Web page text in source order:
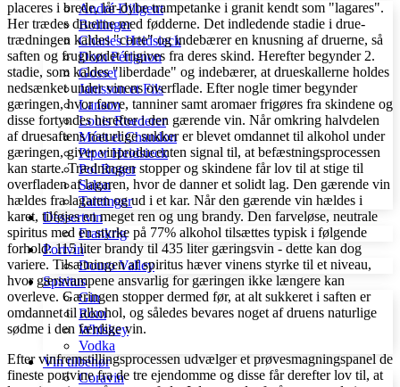
André Diligent
Bollinger
Charles Heidsieck
Dom Pérignon
Gosset
Janisson et Fils
Lanson
Louis Roederer
Móet et Chandon
Piper Heidsieck
Pol Roger
Salon
Taittinger
Dessertvin
Frankrig
Portvin
Douro Valley
Spiritus
Gin
Rom
Whiskey
Vodka
Vin tilbehør
Coravin
placeres i brede, lår-dybe trampetanke i granit kendt som "lagares".
Her trædes druerne med fødderne. Det indledende stadie i drue-
trædningen kaldes "corte" og indebærer en knusning af druerne, så
saften og frugtkødet frigives fra deres skind. Herefter begynder 2.
stadie, som kaldes "liberdade" og indebærer, at drueskallerne holdes
nedsænket under vinens overflade. Efter nogle timer begynder
gæringen, hvor farve, tanniner samt aromaer frigøres fra skindene og
disse fortyndes herefter i den gærende vin. Når omkring halvdelen
af druesaftens naturlige sukker er blevet omdannet til alkohol under
gæringen, giver vinproducenten signal til, at befæstningsprocessen
kan starte. Trædningen stopper og skindene får lov til at stige til
overfladen af lagaren, hvor de danner et solidt lag. Den gærende vin
hældes fra lagaren og ud i et kar. Når den gærende vin hældes i
karet, tilføjes en meget ren og ung brandy. Den farveløse, neutrale
spiritus med en styrke på 77% alkohol tilsættes typisk i følgende
forhold: 115 liter brandy til 435 liter gæringsvin - dette kan dog
variere. Tilsætningen af spiritus hæver vinens styrke til et niveau,
hvor gærsvampene ansvarlig for gæringen ikke længere kan
overleve. Gæringen stopper dermed før, at alt sukkeret i saften er
omdannet til alkohol, og således bevares noget af druens naturlige
sødme i den færdige vin.
Efter vinfremstillingsprocessen udvælger et prøvesmagningspanel de
fineste portvine fra de tre ejendomme og disse får derefter lov til, at